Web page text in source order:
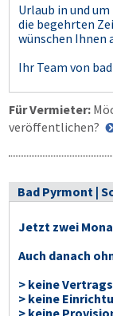
Urlaub in und
die begehrten
wünschen Ihnen
Ihr Team von
Für Vermieter:
veröffentlichen?
Bad Pyrmont |
Jetzt zwei
Auch danach
> keine
> keine
> keine